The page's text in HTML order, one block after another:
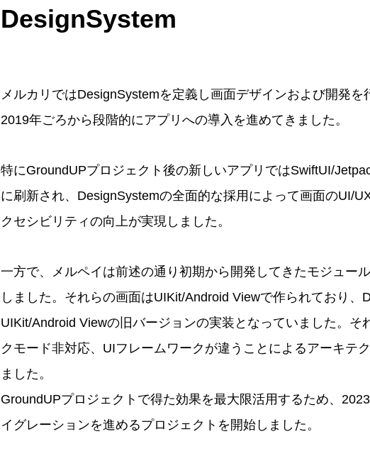
DesignSystem
メルカリではDesignSystemを定義し画面デザインおよび開発を
2019年ごろから段階的にアプリへの導入を進めてきました。
特にGroundUPプロジェクト後の新しいアプリではSwiftUI/
に刷新され、DesignSystemの全面的な採用によって画面のUI/
クセシビリティの向上が実現しました。
一方で、メルペイは前述の通り初期から開発してきたモジュー
しました。それらの画面はUIKit/Android Viewで作られており、
UIKit/Android Viewの旧バージョンの実装となっていました。そ
クモード非対応、UIフレームワークが違うことによるアーキテ
ました。
GroundUPプロジェクトで得た効果を最大限活用するため、
イグレーションを進めるプロジェクトを開始しました。